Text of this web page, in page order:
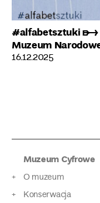
#alfabetsztuki ➸
Muzeum
16.12.2025
po
wpisach
Muzeum Cyfrowe
O muzeum
Konserwacja